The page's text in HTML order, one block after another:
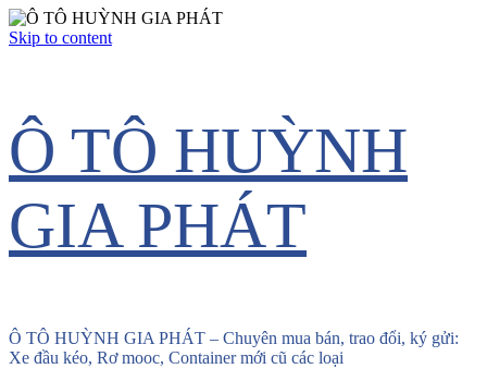
Skip to content
Ô TÔ HUỲNH
GIA PHÁT
Ô TÔ HUỲNH GIA PHÁT – Chuyên mua bán, trao đổi, ký gửi:
Xe đầu kéo, Rơ mooc, Container mới cũ các loại